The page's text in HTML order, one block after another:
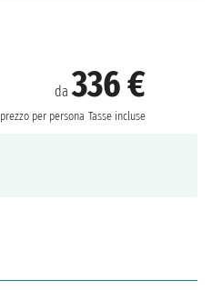
da336 €
prezzo per persona Tasse incluse